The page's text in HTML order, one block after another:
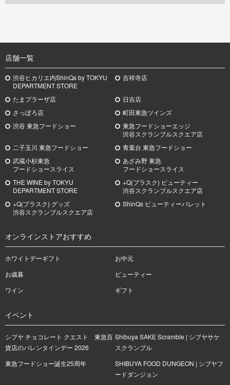
店舗一覧
渋谷ヒカリエ内ShinQs by TOKYU
DEPARTMENT STORE
吉祥寺店
たまプラーザ店
日吉店
さっぽろ店
町田東急ツインズ
渋谷 東急フードショー
東急フードショーエッジ
渋谷スクランブルスクエア店
二子玉川 東急フードショー
青葉台 東急フードショー
武蔵小杉東急
フードショースライス
あざみ野東急
フードショースライス
THE WINE by TOKYU
DEPARTMENT STORE
+Q(プラスク) ビューティー
渋谷スクランブルスクエア店
+Q(プラスク) グッズ
渋谷スクランブルスクエア店
ShinQs ビューティーパレット
オンラインストアおすすめ
ホワイトデーギフト
お中元
お歳暮
ビューティー
ワイン
ギフト
イベント
シブヤ チョコレート クエスト 東急百
貨店のバレンタインデー 2026
Shibuya SAKE Scramble | シブヤサケ
スクランブル
東急フードショー誕生25周年
SHIBUYA FOOD DUNGEON | シブヤフ
ードダンジョン